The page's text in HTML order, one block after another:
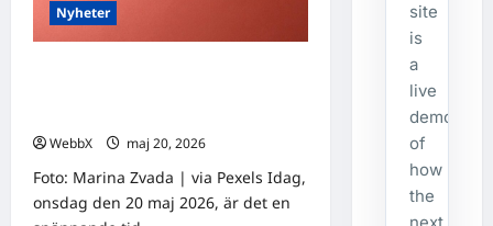
Nyheter
WebbX
maj 20, 2026
Foto: Marina Zvada | via Pexels Idag,
onsdag den 20 maj 2026, är det en
site
is
a
live
of
how
the